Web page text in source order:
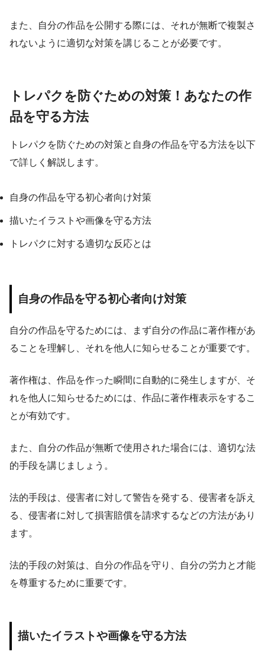
また、自分の作品を公開する際には、それが無断で複製さ
れないように適切な対策を講じることが必要です。
トレパクを防ぐための対策！あなたの作
品を守る方法
トレパクを防ぐための対策と自身の作品を守る方法を以下
で詳しく解説します。
自身の作品を守る初心者向け対策
描いたイラストや画像を守る方法
トレパクに対する適切な反応とは
自身の作品を守る初心者向け対策
自分の作品を守るためには、まず自分の作品に著作権があ
ることを理解し、それを他人に知らせることが重要です。
著作権は、作品を作った瞬間に自動的に発生しますが、そ
れを他人に知らせるためには、作品に著作権表示をするこ
とが有効です。
また、自分の作品が無断で使用された場合には、適切な法
的手段を講じましょう。
法的手段は、侵害者に対して警告を発する、侵害者を訴え
る、侵害者に対して損害賠償を請求するなどの方法があり
ます。
法的手段の対策は、自分の作品を守り、自分の労力と才能
を尊重するために重要です。
描いたイラストや画像を守る方法